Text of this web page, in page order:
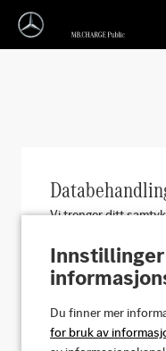
Vi trenger ditt
Ireland behandle
din og informasjon
lagrer også
(cookie). Du kan når
ditt med virkning for
Du finner mer
for bruk av